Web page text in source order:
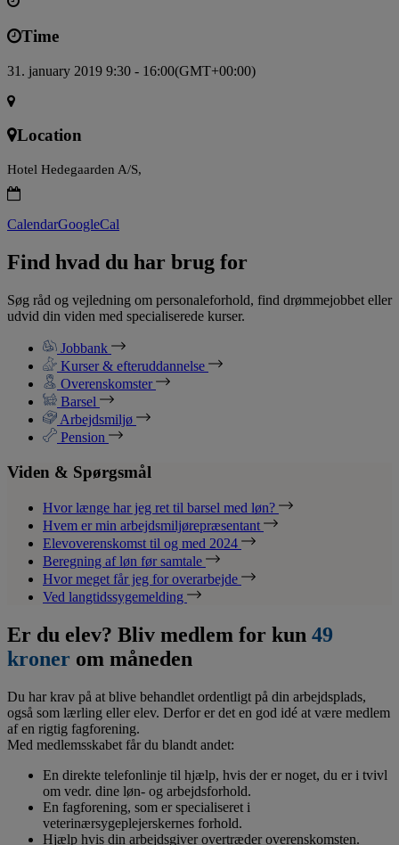
Time
31. january 2019 9:30 - 16:00(GMT+00:00)
Location
Hotel Hedegaarden A/S,
CalendarGoogleCal
Find hvad du har brug for
Søg råd og vejledning om personaleforhold, find drømmejobbet eller
udvid din viden med specialiserede kurser.
Jobbank
Kurser & efteruddannelse
Overenskomster
Barsel
Arbejdsmiljø
Pension
Viden & Spørgsmål
Hvor længe har jeg ret til barsel med løn?
Hvem er min arbejdsmiljørepræsentant
Elevoverenskomst til og med 2024
Beregning af løn før samtale
Hvor meget får jeg for overarbejde
Ved langtidssygemelding
Er du elev? Bliv medlem for kun 49
kroner om måneden
Du har krav på at blive behandlet ordentligt på din arbejdsplads,
også som lærling eller elev. Derfor er det en god idé at være medlem
af en rigtig fagforening.
Med medlemsskabet får du blandt andet:
En direkte telefonlinje til hjælp, hvis der er noget, du er i tvivl
om vedr. dine løn- og arbejdsforhold.
En fagforening, som er specialiseret i
veterinærsygeplejerskernes forhold.
Hjælp hvis din arbejdsgiver overtræder overenskomsten.